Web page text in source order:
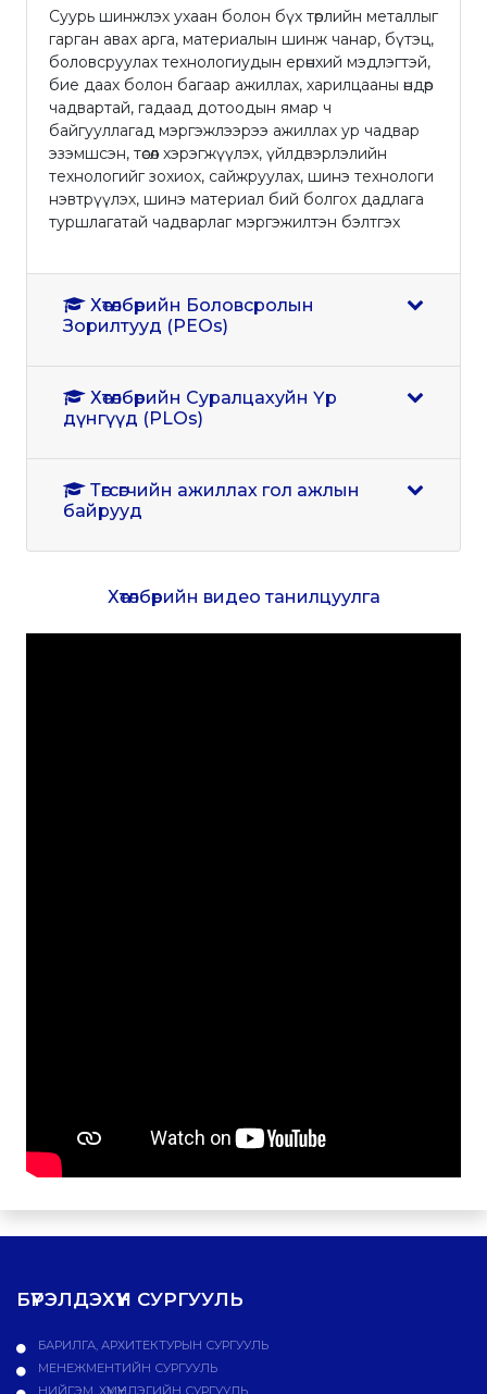
Суурь шинжлэх ухаан болон бүх төрлийн металлыг
гарган авах арга, материалын шинж чанар, бүтэц,
боловсруулах технологиудын ерөнхий мэдлэгтэй,
бие даах болон багаар ажиллах, харилцааны өндөр
чадвартай, гадаад дотоодын ямар ч
байгууллагад мэргэжлээрээ ажиллах ур чадвар
эзэмшсэн, төсөл хэрэгжүүлэх, үйлдвэрлэлийн
технологийг зохиох, сайжруулах, шинэ технологи
нэвтрүүлэх, шинэ материал бий болгох дадлага
туршлагатай чадварлаг мэргэжилтэн бэлтгэх
Зорилтууд (PEOs)
дүнгүүд (PLOs)
байрууд
Хөтөлбөрийн видео танилцуулга
БҮРЭЛДЭХҮҮН СУРГУУЛЬ
БАРИЛГА, АРХИТЕКТУРЫН СУРГУУЛЬ
МЕНЕЖМЕНТИЙН СУРГУУЛЬ